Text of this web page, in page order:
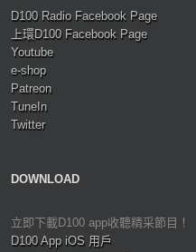
D100 Radio Facebook Page
上環D100 Facebook Page
Youtube
e-shop
Patreon
TuneIn
Twitter
DOWNLOAD
立即下載D100 app收聽精采節目！
D100 App iOS 用戶